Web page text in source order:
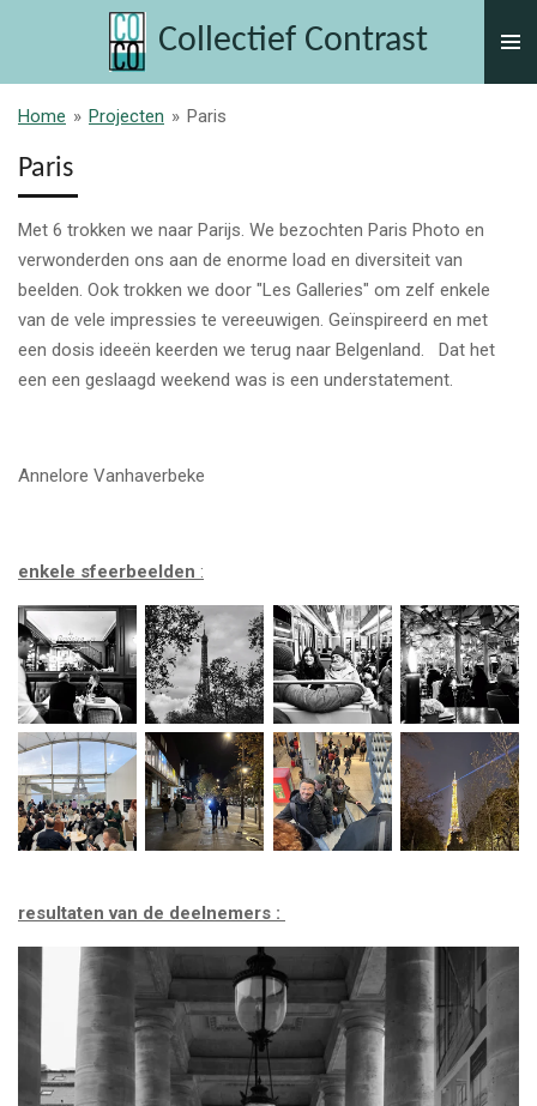
naar
de
Collectief Contrast
Home » Projecten » Paris
Paris
Met 6 trokken we naar Parijs. We bezochten Paris Photo en
verwonderden ons aan de enorme load en diversiteit van
beelden. Ook trokken we door "Les Galleries" om zelf enkele
van de vele impressies te vereeuwigen. Geïnspireerd en met
een dosis ideeën keerden we terug naar Belgenland. Dat het
een een geslaagd weekend was is een understatement.
Annelore Vanhaverbeke
enkele sfeerbeelden :
resultaten van de deelnemers :